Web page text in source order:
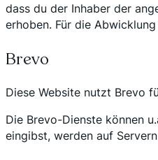
dass du der Inhaber der
erhoben. Für die
Brevo
Diese Website nutzt Brevo
Die Brevo-Dienste können
eingibst, werden auf